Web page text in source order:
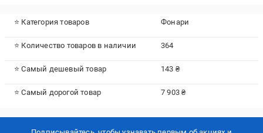
⭐ Категория товаров Фонари
⭐ Количество товаров в наличии 364
⭐ Самый дешевый товар 143 ₴
⭐ Самый дорогой товар 7 903 ₴